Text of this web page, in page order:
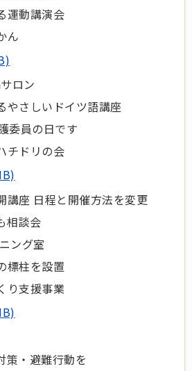
運動講演会
ん
ロン
やさしいドイツ語講座
委員の日です
チドリの会
講座 日程と開催方法を変更
相談会
ング室
標柱を設置
り支援事業
策・避難行動を